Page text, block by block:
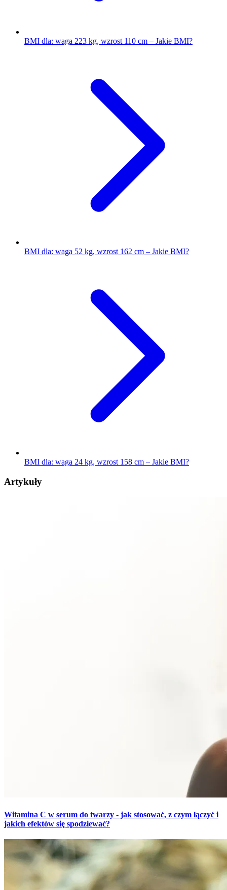
BMI dla: waga 223 kg, wzrost 110 cm – Jakie BMI?
BMI dla: waga 52 kg, wzrost 162 cm – Jakie BMI?
BMI dla: waga 24 kg, wzrost 158 cm – Jakie BMI?
Artykuły
Witamina C w serum do twarzy - jak stosować, z czym łączyć i
jakich efektów się spodziewać?